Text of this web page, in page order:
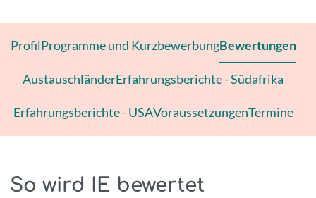
ProfilProgramme und KurzbewerbungBewertungen
AustauschländerErfahrungsberichte - Südafrika
Erfahrungsberichte - USAVoraussetzungenTermine
So wird IE bewertet